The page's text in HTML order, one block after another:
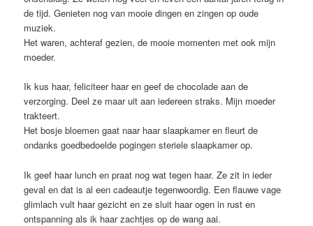
de tijd. Genieten nog van mooie dingen en zingen op oude
muziek.
Het waren, achteraf gezien, de mooie momenten met ook mijn
moeder.
Ik kus haar, feliciteer haar en geef de chocolade aan de
verzorging. Deel ze maar uit aan iedereen straks. Mijn moeder
trakteert.
Het bosje bloemen gaat naar haar slaapkamer en fleurt de
ondanks goedbedoelde pogingen steriele slaapkamer op.
Ik geef haar lunch en praat nog wat tegen haar. Ze zit in ieder
geval en dat is al een cadeautje tegenwoordig. Een flauwe vage
glimlach vult haar gezicht en ze sluit haar ogen in rust en
ontspanning als ik haar zachtjes op de wang aai.